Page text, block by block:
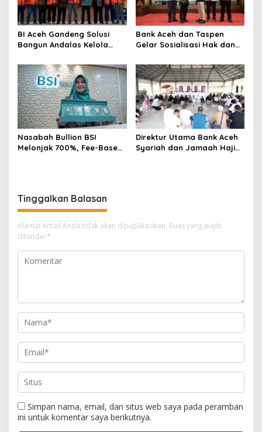
BI Aceh Gandeng Solusi
Bangun Andalas Kelola
Ramah Lingkungan
Bank Aceh dan Taspen
Gelar Sosialisasi Hak dan
Pintar bagi PNS Menjelang
Pensiun
Nasabah Bullion BSI
Melonjak 700%, Fee-Based
Direktur Utama Bank Aceh
Syariah dan Jamaah Haji
Tinggalkan Balasan
Alamat email Anda tidak akan dipublikasikan. Ruas yang wajib
ditandai *
Simpan nama, email, dan situs web saya pada peramban
ini untuk komentar saya berikutnya.